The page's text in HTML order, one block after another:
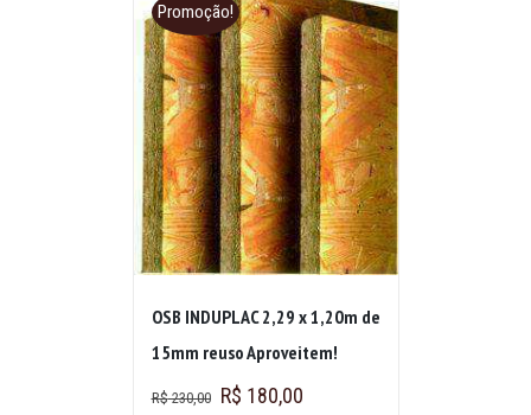
Promoção!
OSB INDUPLAC 2,29 x 1,20m de
15mm reuso Aproveitem!
R$230,00 R$ 180,00